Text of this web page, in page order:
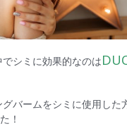
シミに効果的なのは
バームをシミに使用した
！